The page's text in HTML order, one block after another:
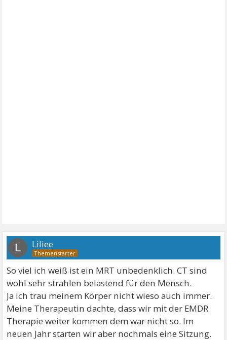
L Liliee
So viel ich weiß ist ein MRT unbedenklich. CT sind
wohl sehr strahlen belastend für den Mensch.
Ja ich trau meinem Körper nicht wieso auch immer.
Meine Therapeutin dachte, dass wir mit der EMDR
Therapie weiter kommen dem war nicht so. Im
neuen Jahr starten wir aber nochmals eine Sitzung.